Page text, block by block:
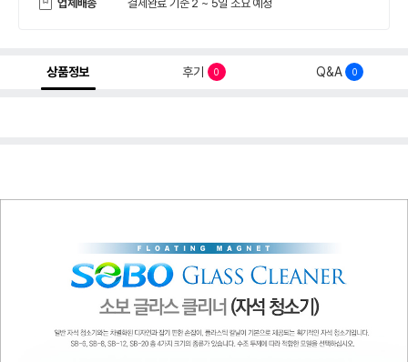
업체배송 결제완료 기준 2 ~ 5일 소요 예정
상품정보 후기 0 Q&A 0